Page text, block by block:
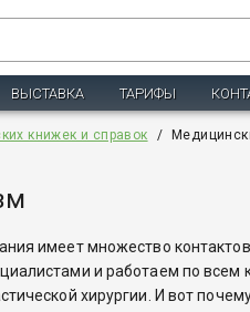
ВЫСТАВКА ТАРИФЫ
книжек и справок /
имеет множество
и работаем по
хирургии. И вот